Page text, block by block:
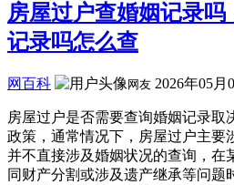
房屋过户查婚姻记录吗
记录吗怎么查
网百科 网友 2026年05月
房屋过户是否需要查询婚姻记录取
政策，通常情况下，房屋过户主要
并不直接涉及婚姻状况的查询，在
同财产分割或涉及遗产继承等问题